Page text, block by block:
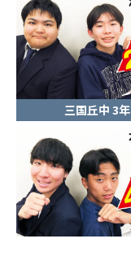
三国丘中 3年